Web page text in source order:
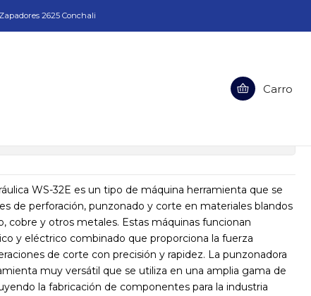
Carro
2625 Conchali
WORKINSTEEL WS-32E
WS-32E es un tipo de máquina herramienta que se
de perforación, punzonado y corte en materiales blandos
cobre y otros metales. Estas máquinas funcionan
y eléctrico combinado que proporciona la fuerza
de corte con precisión y rapidez. La punzonadora
muy versátil que se utiliza en una amplia gama de
la fabricación de componentes para la industria